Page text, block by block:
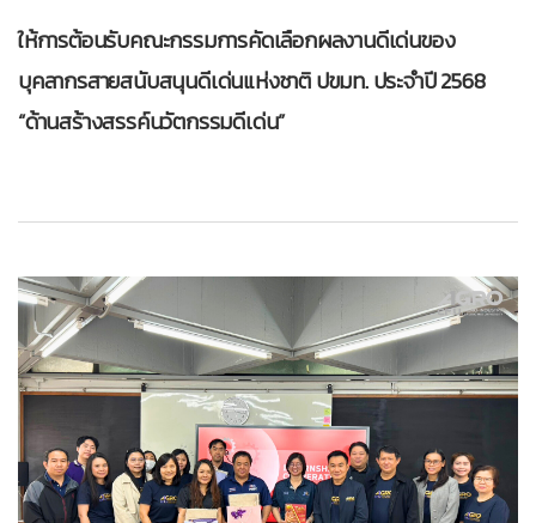
ให้การต้อนรับคณะกรรมการคัดเลือกผลงานดีเด่นของ
บุคลากรสายสนับสนุนดีเด่นแห่งชาติ ปขมท. ประจำปี 2568
“ด้านสร้างสรรค์นวัตกรรมดีเด่น”